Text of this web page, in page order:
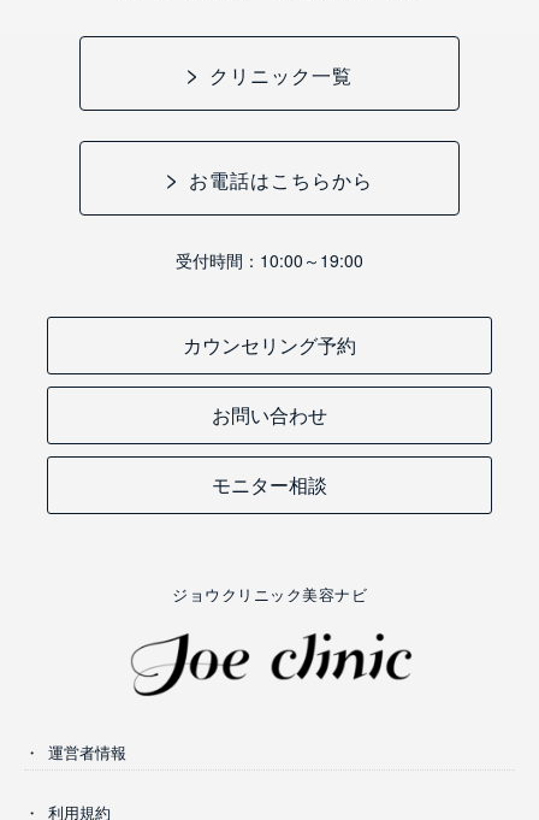
クリニック一覧
お電話はこちらから
受付時間：10:00～19:00
カウンセリング予約
お問い合わせ
モニター相談
ジョウクリニック美容ナビ
運営者情報
利用規約